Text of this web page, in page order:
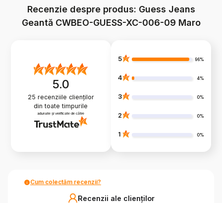
Recenzie despre produs: Guess Jeans
Geantă CWBEO-GUESS-XC-006-09 Maro
5.0
25 recenziile clienților
din toate timpurile
adunate și verificate de către
5 96%
4 4%
3 0%
2 0%
1 0%
Cum colectăm recenzii?
Recenzii ale clienților